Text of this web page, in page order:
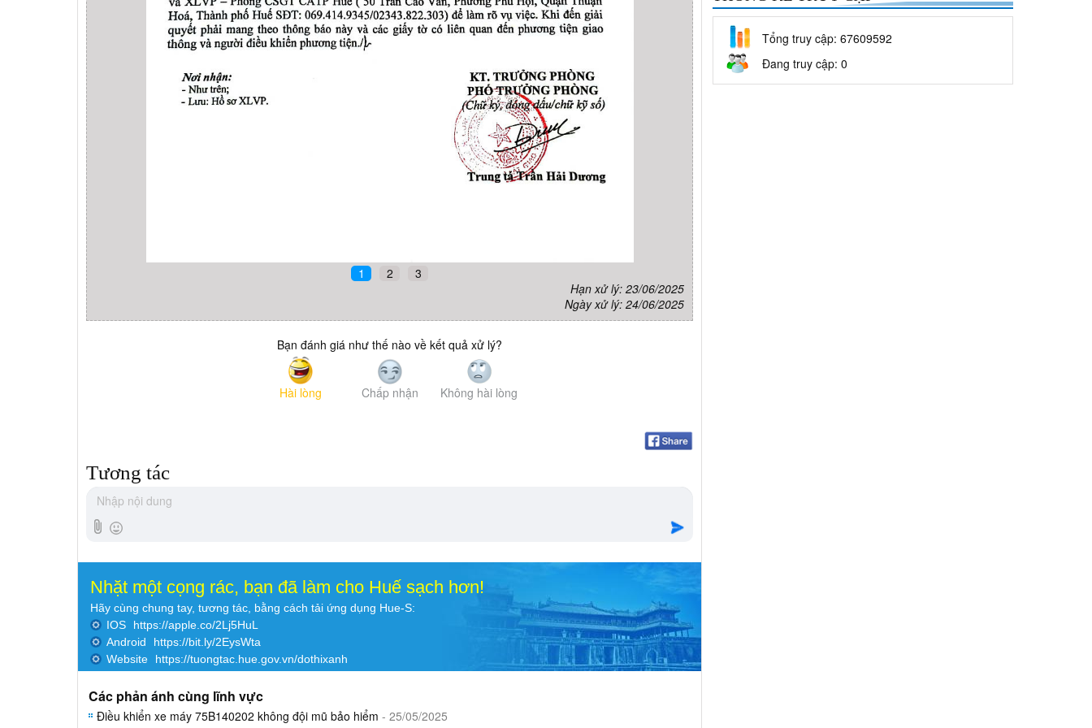
1 2
3
Hạn xử lý: 23/06/2025
Ngày xử lý: 24/06/2025
Bạn đánh giá như thế nào về kết quả xử lý?
Hài lòng Chấp nhận Không hài lòng
Tương tác
Nhặt một cọng rác, bạn đã làm cho Huế sạch hơn!
Hãy cùng chung tay, tương tác, bằng cách tải ứng dụng Hue-S:
IOS
https://apple.co/2Lj5HuL
Android
https://bit.ly/2EysWta
Website
https://tuongtac.hue.gov.vn/dothixanh
Các phản ánh cùng lĩnh vực
Điều khiển xe máy 75B140202 không đội mũ bảo hiểm - 25/05/2025
Tổng truy cập: 67609592
Đang truy cập: 0